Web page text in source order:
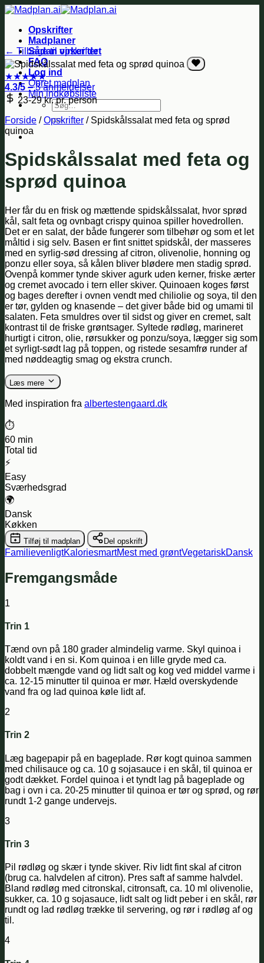
Fortsæt
indholdOpskrifter
Madplaner
Sådan virker det
FAQ
Log ind
Opret madplan
Min indkøbsliste
Søg
efter:
← Tilbage til opskrifter
★★★★★
4.3/5 – 3 anmeldelser
23-29 kr. pr. person
Forside /Opskrifter / Spidskålssalat med feta og sprød
quinoa
Spidskålssalat med feta og
sprød quinoa
Her får du en frisk og mættende spidskålssalat, hvor sprød
kål, salt feta og ovnbagt crispy quinoa spiller hovedrollen.
Det er en salat, der både fungerer som tilbehør og som et let
måltid i sig selv. Basen er fint snittet spidskål, der masseres
med en syrlig-sød dressing af citron, olivenolie, honning og
ponzu eller soya, så kålen bliver blødere men stadig sprød.
Ovenpå kommer tynde skiver agurk uden kerner, friske ærter
og cremet avocado i tern eller skiver. Quinoaen koges først
og bages derefter i ovnen vendt med chiliolie og soya, til den
er tør, gylden og knasende – det giver både bid og umami til
salaten. Feta smuldres over til sidst og giver en cremet, salt
kontrast til de friske grøntsager. Syltede rødløg, marineret
hurtigt i citron, olie, rørsukker og ponzu/soya, lægger sig som
et syrligt-sødt lag på toppen, og ristede sesamfrø runder af
med nøddeagtig smag og ekstra crunch.
Læs mere
Med inspiration fra albertestengaard.dk
⏱️
60 min
Total tid
⚡
Easy
Sværhedsgrad
🌍
Dansk
Køkken
Tilføj til madplan Del opskrift
FamilievenligtKaloriesmartMest med grøntVegetariskDansk
Fremgangsmåde
1
Trin 1
Tænd ovn på 180 grader almindelig varme. Skyl quinoa i
koldt vand i en si. Kom quinoa i en lille gryde med ca.
dobbelt mængde vand og lidt salt og kog ved middel varme i
ca. 12-15 minutter til quinoa er mør. Hæld overskydende
vand fra og lad quinoa køle lidt af.
2
Trin 2
Læg bagepapir på en bageplade. Rør kogt quinoa sammen
med chilisauce og ca. 10 g sojasauce i en skål, til quinoa er
godt dækket. Fordel quinoa i et tyndt lag på bageplade og
bag i ovn i ca. 20-25 minutter til quinoa er tør og sprød, og rør
rundt 1-2 gange undervejs.
3
Trin 3
Pil rødløg og skær i tynde skiver. Riv lidt fint skal af citron
(brug ca. halvdelen af citron). Pres saft af samme halvdel.
Bland rødløg med citronskal, citronsaft, ca. 10 ml olivenolie,
sukker, ca. 10 g sojasauce, lidt salt og lidt peber i en skål, rør
rundt og lad rødløg trække til servering, og rør i rødløg af og
til.
4